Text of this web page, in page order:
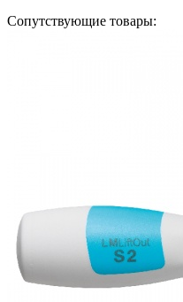
Сопутствующие товары: